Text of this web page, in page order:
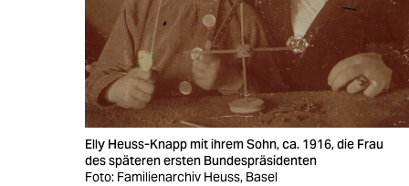
Elly Heuss-Knapp mit ihrem Sohn, ca. 1916, die Frau
des späteren ersten Bundespräsidenten
Foto: Familienarchiv Heuss, Basel